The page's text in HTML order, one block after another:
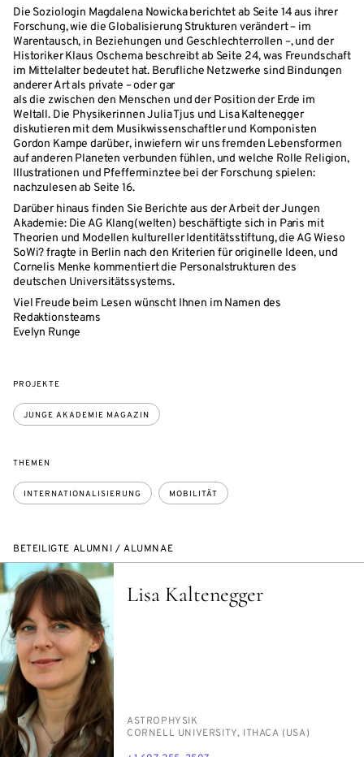
Die Soziologin Magdalena Nowicka berichtet ab Seite 14 aus ihrer
Forschung, wie die Globalisierung Strukturen verändert – im
Warentausch, in Beziehungen und Geschlechterrollen –, und der
Historiker Klaus Oschema beschreibt ab Seite 24, was Freundschaft
im Mittelalter bedeutet hat. Berufliche Netzwerke sind Bindungen
anderer Art als private – oder gar
als die zwischen den Menschen und der Position der Erde im
Weltall. Die Physikerinnen Julia Tjus und Lisa Kaltenegger
diskutieren mit dem Musikwissenschaftler und Komponisten
Gordon Kampe darüber, inwiefern wir uns fremden Lebensformen
auf anderen Planeten verbunden fühlen, und welche Rolle Religion,
Illustrationen und Pfefferminztee bei der Forschung spielen:
nachzulesen ab Seite 16.
Darüber hinaus finden Sie Berichte aus der Arbeit der Jungen
Akademie: Die AG Klang(welten) beschäftigte sich in Paris mit
Theorien und Modellen kultureller Identitätsstiftung, die AG Wieso
SoWi? fragte in Berlin nach den Kriterien für originelle Ideen, und
Cornelis Menke kommentiert die Personalstrukturen des
deutschen Universitätssystems.
Viel Freude beim Lesen wünscht Ihnen im Namen des
Redaktionsteams
Evelyn Runge
PROJEKTE
JUNGE AKADEMIE MAGAZIN
THEMEN
INTERNATIONALISIERUNG MOBILITÄT
BETEILIGTE ALUMNI / ALUMNAE
Lisa Kaltenegger
PERSON_RESEARCH_SUBJECT
AS­TRO­PHY­SIK
INSTITUTION
COR­NELL UNI­VER­SI­TY, IT­HA­CA (USA)